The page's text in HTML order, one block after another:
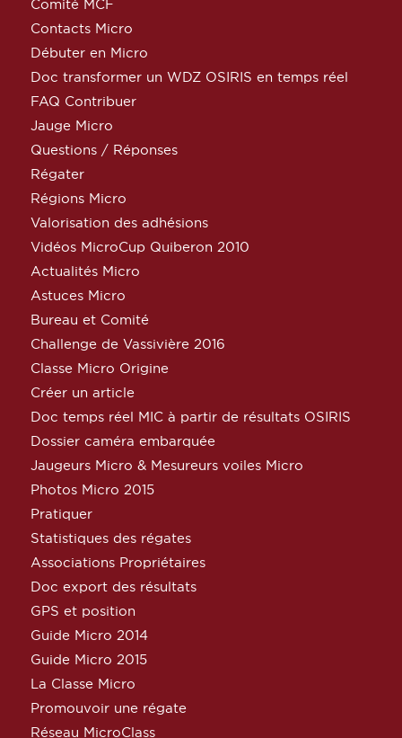
Comité MCF
Contacts Micro
Débuter en Micro
Doc transformer un WDZ OSIRIS en temps réel
FAQ Contribuer
Jauge Micro
Questions / Réponses
Régater
Régions Micro
Valorisation des adhésions
Vidéos MicroCup Quiberon 2010
Actualités Micro
Astuces Micro
Bureau et Comité
Challenge de Vassivière 2016
Classe Micro Origine
Créer un article
Doc temps réel MIC à partir de résultats OSIRIS
Dossier caméra embarquée
Jaugeurs Micro & Mesureurs voiles Micro
Photos Micro 2015
Pratiquer
Statistiques des régates
Associations Propriétaires
Doc export des résultats
GPS et position
Guide Micro 2014
Guide Micro 2015
La Classe Micro
Promouvoir une régate
Réseau MicroClass